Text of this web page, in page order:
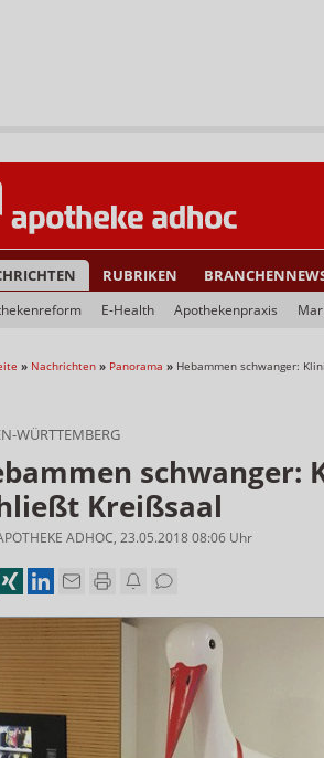
RUBRIKEN
E-Health Apothekenpraxis
» Nachrichten » Panorama » Hebammen schwanger:
WÜRTTEMBERG
schwanger:
Kreißsaal
ADHOC, 23.05.2018 08:06 Uhr